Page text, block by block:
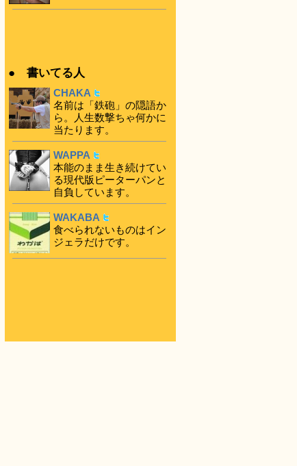
● 書いてる人
CHAKA
名前は「鉄砲」の隠語か
ら。人生数撃ちゃ何かに
当たります。
WAPPA
本能のまま生き続けてい
る現代版ピーターパンと
自負しています。
WAKABA
食べられないものはイン
ジェラだけです。